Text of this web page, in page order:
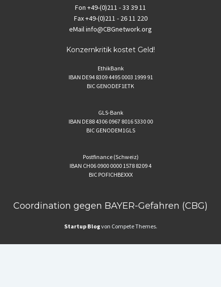
Fon +49-(0)211 - 33 39 11
Fax+49-(0)211 - 26 11 220
eMailinfo@CBGnetwork.org
Konzernkritik kostet Geld!
EthikBank
IBAN DE94 8309 4495 0003 1999 91
BIC GENODEF1ETK
GLS-Bank
IBAN DE88 4306 0967 8016 5330 00
BIC GENODEM1GLS
Postfinance (Schweiz)
IBAN CH06 0900 0000 1578 8209 4
BIC POFICHBEXXX
Coordination gegen BAYER-Gefahren (CBG)
Startup Blogvon Compete Themes.